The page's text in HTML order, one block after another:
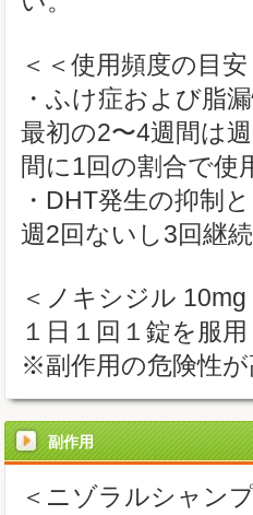
＜＜使用頻度の目
・ふけ症および脂
最初の2〜4週間は
間に1回の割合で使
・DHT発生の抑制
週2回ないし3回継
＜ノキシジル
１日１回１錠を服
※副作用の危険性
副作用
＜ニゾラルシャン